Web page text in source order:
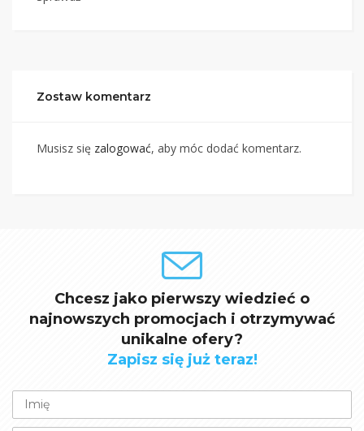
Zostaw komentarz
Musisz się zalogować, aby móc dodać komentarz.
Chcesz jako pierwszy wiedzieć o
najnowszych promocjach i otrzymywać
unikalne ofery?
Zapisz się już teraz!